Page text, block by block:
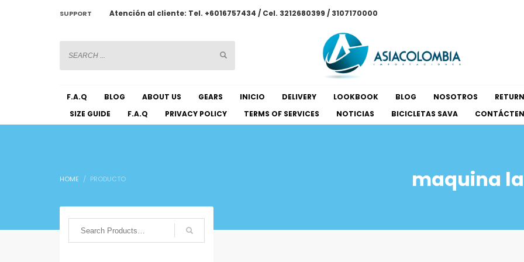
SUPPORT Atención al cliente: Tel. +6016757434 / Cel. 3212680399 / 3107170000
F.A.Q BLOG ABOUT US GEARS INICIO DELIVERY LOOKBOOK BLOG NOSOTROS
SIZE GUIDE
F.A.Q PRIVACY POLICY TERMS OF SERVICES NOTICIAS BICICLETAS SAVA
HOME PRODUCTO
maquina